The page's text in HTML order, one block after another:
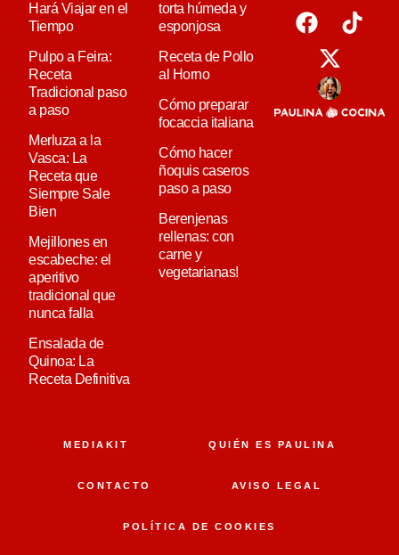
Hará Viajar en el
Tiempo
Pulpo a Feira:
Receta
Tradicional paso
a paso
Merluza a la
Vasca: La
Receta que
Siempre Sale
Bien
Mejillones en
escabeche: el
aperitivo
tradicional que
nunca falla
Ensalada de
Quinoa: La
Receta Definitiva
torta húmeda y
esponjosa
Receta de Pollo
al Horno
Cómo preparar
focaccia italiana
Cómo hacer
ñoquis caseros
paso a paso
Berenjenas
rellenas: con
carne y
vegetarianas!
MEDIAKIT QUIÉN ES PAULINA
CONTACTO AVISO LEGAL
POLÍTICA DE COOKIES